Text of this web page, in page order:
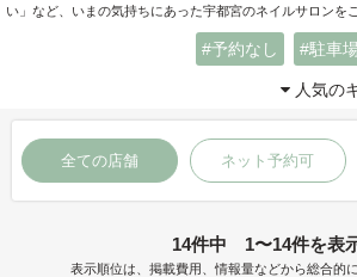
い」など、いまの気持ちにあった宇都宮のネイルサロンを
予約なし 駐車
人気の
全ての店舗 ネット予約可
14件中 1〜14件を表
表示順位は、掲載費用、情報量などから総合的